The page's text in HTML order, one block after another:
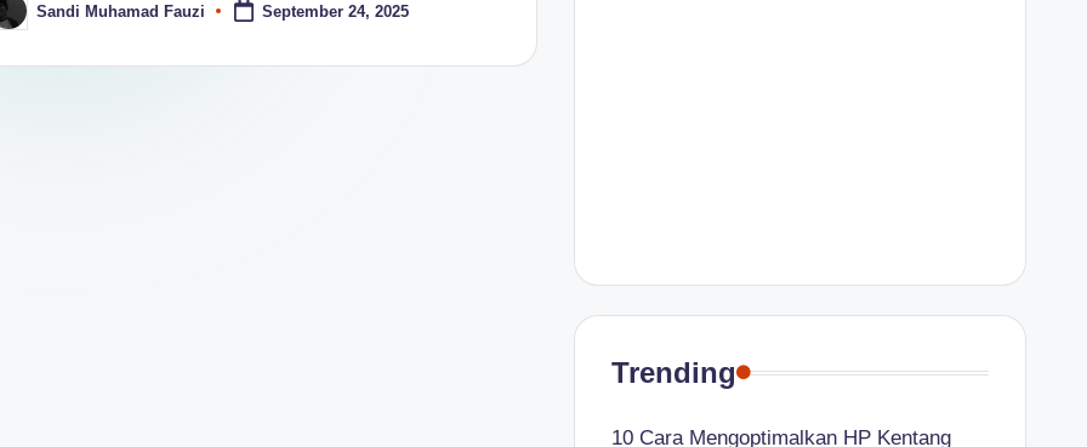
Sandi Muhamad Fauzi September 24, 2025
Trending
10 Cara Mengoptimalkan HP Kentang